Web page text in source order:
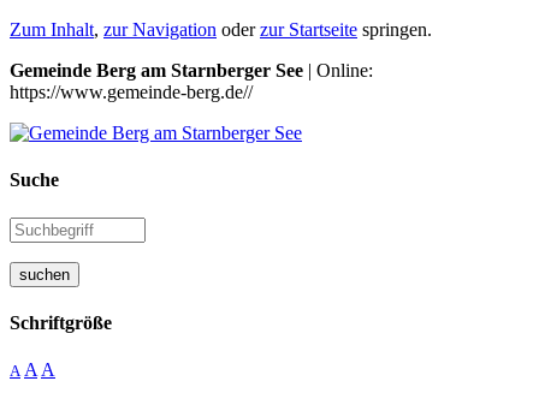
Zum Inhalt, zur Navigation oderzur Startseite springen.
Gemeinde Berg am Starnberger See | Online:
https://www.gemeinde-berg.de//
Suche
suchen
Schriftgröße
A A A